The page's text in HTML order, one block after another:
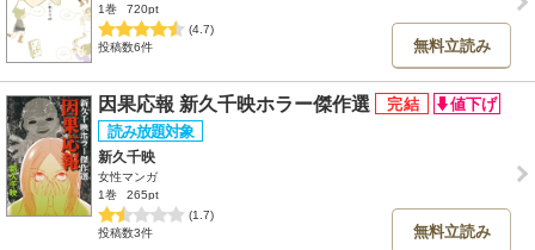
1巻
720pt
(4.7)
投稿数6件
無料立読み
因果応報 新久千映ホラー傑作選
新久千映
女性マンガ
1巻
265pt
(1.7)
投稿数3件
無料立読み